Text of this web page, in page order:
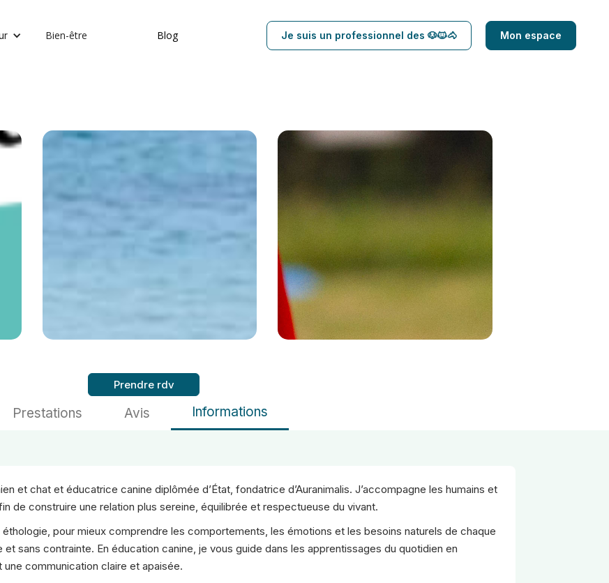
Bien-être Blog Je suis un professionnel des 🐶🐱🐴 Mon espace
Prendre rdv
Prestations Avis Informations
et chat et éducatrice canine diplômée d’État, fondatrice d’Auranimalis. J’accompagne les humains et
de construire une relation plus sereine, équilibrée et respectueuse du vivant.
éthologie, pour mieux comprendre les comportements, les émotions et les besoins naturels de chaque
sans contrainte. En éducation canine, je vous guide dans les apprentissages du quotidien en
communication claire et apaisée.